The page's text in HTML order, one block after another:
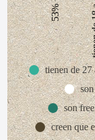
53%
tienen de 27
son
creen que